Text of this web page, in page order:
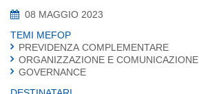
08 MAGGIO 2023
TEMI MEFOP
PREVIDENZA COMPLEMENTARE
ORGANIZZAZIONE E COMUNICAZIONE
GOVERNANCE